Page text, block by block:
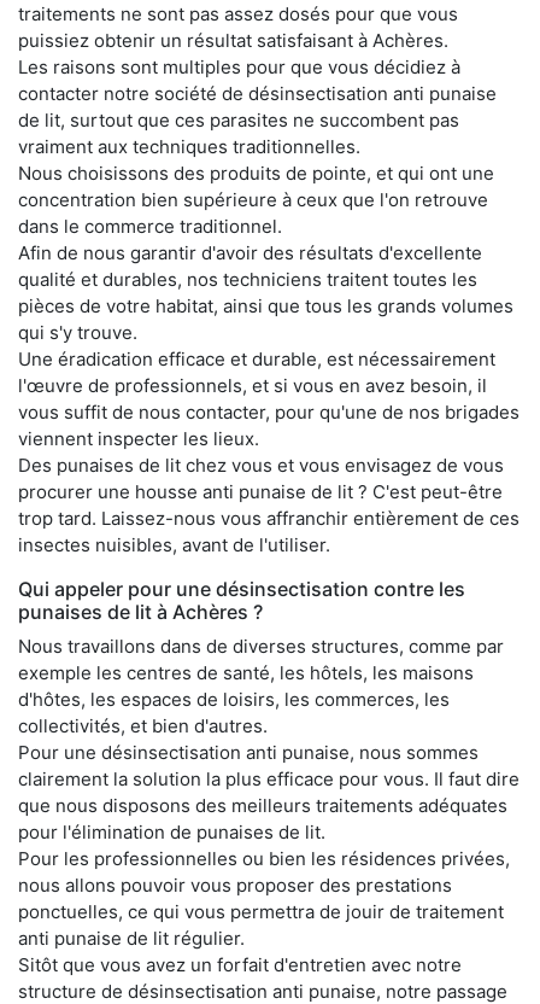
traitements ne sont pas assez dosés pour que vous
puissiez obtenir un résultat satisfaisant à Achères.
Les raisons sont multiples pour que vous décidiez à
contacter notre société de désinsectisation anti punaise
de lit, surtout que ces parasites ne succombent pas
vraiment aux techniques traditionnelles.
Nous choisissons des produits de pointe, et qui ont une
concentration bien supérieure à ceux que l'on retrouve
dans le commerce traditionnel.
Afin de nous garantir d'avoir des résultats d'excellente
qualité et durables, nos techniciens traitent toutes les
pièces de votre habitat, ainsi que tous les grands volumes
qui s'y trouve.
Une éradication efficace et durable, est nécessairement
l'œuvre de professionnels, et si vous en avez besoin, il
vous suffit de nous contacter, pour qu'une de nos brigades
viennent inspecter les lieux.
Des punaises de lit chez vous et vous envisagez de vous
procurer une housse anti punaise de lit ? C'est peut-être
trop tard. Laissez-nous vous affranchir entièrement de ces
insectes nuisibles, avant de l'utiliser.
Qui appeler pour une désinsectisation contre les
punaises de lit à Achères ?
Nous travaillons dans de diverses structures, comme par
exemple les centres de santé, les hôtels, les maisons
d'hôtes, les espaces de loisirs, les commerces, les
collectivités, et bien d'autres.
Pour une désinsectisation anti punaise, nous sommes
clairement la solution la plus efficace pour vous. Il faut dire
que nous disposons des meilleurs traitements adéquates
pour l'élimination de punaises de lit.
Pour les professionnelles ou bien les résidences privées,
nous allons pouvoir vous proposer des prestations
ponctuelles, ce qui vous permettra de jouir de traitement
anti punaise de lit régulier.
Sitôt que vous avez un forfait d'entretien avec notre
structure de désinsectisation anti punaise, notre passage